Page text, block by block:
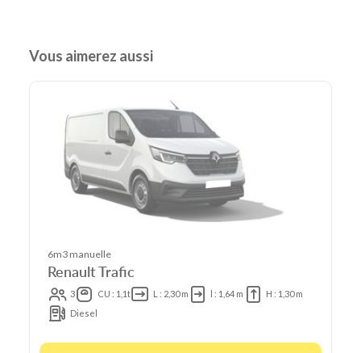
Vous aimerez aussi
6m3 manuelle
Renault Trafic
3 CU : 1,1t L : 2,30 m l : 1,64 m
H : 1,30 m
Diesel